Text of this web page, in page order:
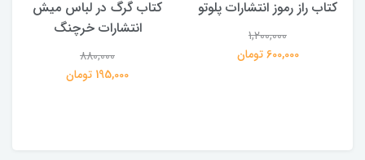
کتاب راز رموز انتشارات پلوتو
1,200,000
600,000 تومان
کتاب گرگ در لباس میش
انتشارات خرچنگ
880,000
195,000 تومان